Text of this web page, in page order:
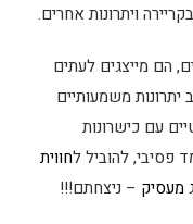
ויתרונות אחרים.
הם מייצגים לעתים
יתרונות משמעותיים
עם כישרונות
פסיבי, להוביל לחווית
מעסיק – ניצחתם!!!